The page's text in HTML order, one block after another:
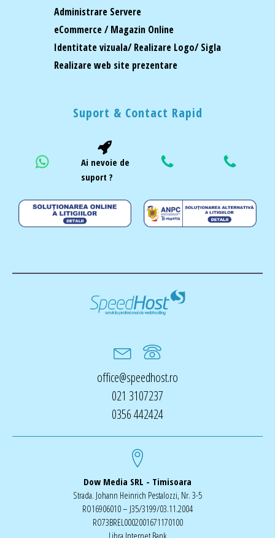
Administrare Servere
eCommerce / Magazin Online
Identitate vizuala/ Realizare Logo/ Sigla
Realizare web site prezentare
Suport & Contact Rapid
Ai nevoie de
suport ?
office@speedhost.ro
021 3107237
0356 442424
Dow Media SRL - Timisoara
Strada. Johann Heinrich Pestalozzi, Nr. 3-5
RO16906010 – J35/3199/03.11.2004
RO73BREL0002001671170100
Libra Internet Bank